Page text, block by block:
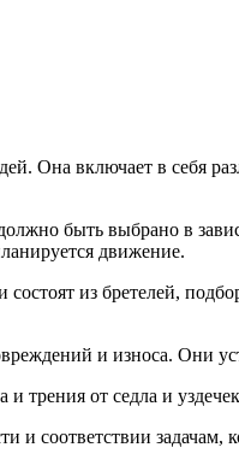
Она включает в себя
быть выбрано в
движение.
из бретелей,
и износа. Они
трения от седла и
соответствии